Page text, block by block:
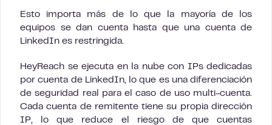
Esto importa más de lo que la mayoría de los
equipos se dan cuenta hasta que una cuenta de
LinkedIn es restringida.
HeyReach se ejecuta en la nube con IPs dedicadas
por cuenta de LinkedIn, lo que es una diferenciación
de seguridad real para el caso de uso multi-cuenta.
Cada cuenta de remitente tiene su propia dirección
IP, lo que reduce el riesgo de que cuentas